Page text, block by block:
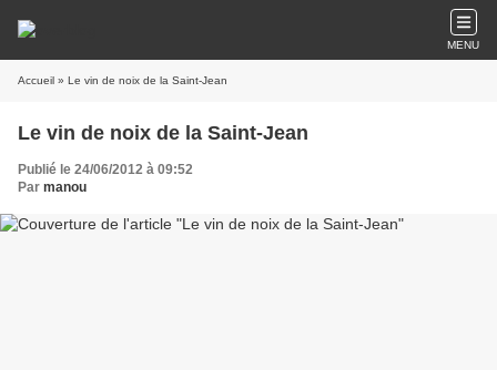
MENU
Accueil » Le vin de noix de la Saint-Jean
Le vin de noix de la Saint-Jean
Publié le 24/06/2012 à 09:52
Par manou